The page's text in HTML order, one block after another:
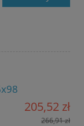
205,52 zł
266,91 zł